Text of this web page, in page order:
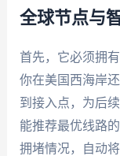
全球节点与
首先，它必须拥
你在美国西海岸
到接入点，为后
能推荐最优线路
拥堵情况，自动